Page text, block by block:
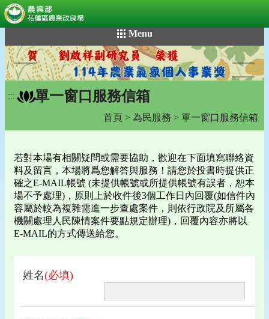
到
主
要
內
容
Menu
::: 單一窗口服務信箱
首頁 > 為民服務 > 單一窗口服務信箱
若對本場有相關疑問或需要協助，歡迎在下面填寫聯絡資
料及留言，本場將爲您解答與服務！請您於投書時提供正
確之E-MAIL帳號 (未提供帳號或所提供帳號有誤者，恕本
場不予處理)，原則上於收件後3個工作日內回覆(如信件內
容屬於較為複雜需進一步查處案件，則依行政院及所屬各
機關處理人民陳情案件要點規定辦理)，回覆內容亦將以
E-MAIL的方式傳送給您。
姓名(必填)